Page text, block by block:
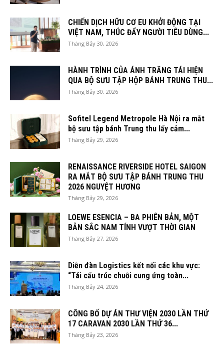
CHIẾN DỊCH HỮU CƠ EU KHỞI ĐỘNG TẠI
VIỆT NAM, THÚC ĐẨY NGƯỜI TIÊU DÙNG...
Tháng Bảy 30, 2026
HÀNH TRÌNH CỦA ÁNH TRĂNG TÁI HIỆN
QUA BỘ SƯU TẬP HỘP BÁNH TRUNG THU...
Tháng Bảy 30, 2026
Sofitel Legend Metropole Hà Nội ra mắt
bộ sưu tập bánh Trung thu lấy cảm...
Tháng Bảy 29, 2026
RENAISSANCE RIVERSIDE HOTEL SAIGON
RA MẮT BỘ SƯU TẬP BÁNH TRUNG THU
2026 NGUYỆT HƯƠNG
Tháng Bảy 29, 2026
LOEWE ESENCIA – BA PHIÊN BẢN, MỘT
BẢN SẮC NAM TÍNH VƯỢT THỜI GIAN
Tháng Bảy 27, 2026
Diễn đàn Logistics kết nối các khu vực:
“Tái cấu trúc chuỗi cung ứng toàn...
Tháng Bảy 24, 2026
CÔNG BỐ DỰ ÁN THƯ VIỆN 2030 LẦN THỨ
17 CARAVAN 2030 LẦN THỨ 36...
Tháng Bảy 23, 2026